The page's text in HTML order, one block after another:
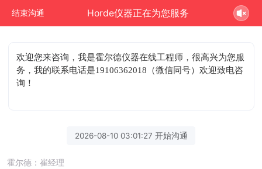
结束沟通 Horde仪器正在为您服务
欢迎您来咨询 ，我是霍尔德仪器在线工程师，很高兴为您服
务，我的联系电话是19106362018（微信同号）欢迎致电咨
询！
2026-08-10 03:01:27 开始沟通
霍尔德：崔经理